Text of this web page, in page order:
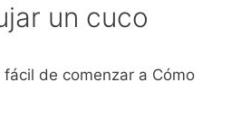
un cuco
de comenzar a Cómo